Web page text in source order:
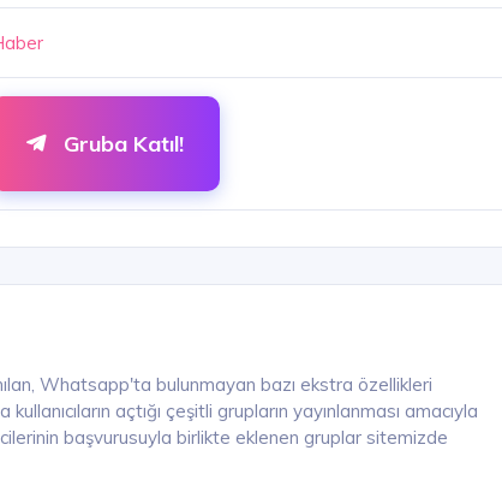
Gruba Katıl!
Whatsapp'ta bulunmayan bazı ekstra özellikleri
açtığı çeşitli grupların yayınlanması amacıyla
başvurusuyla birlikte eklenen gruplar sitemizde